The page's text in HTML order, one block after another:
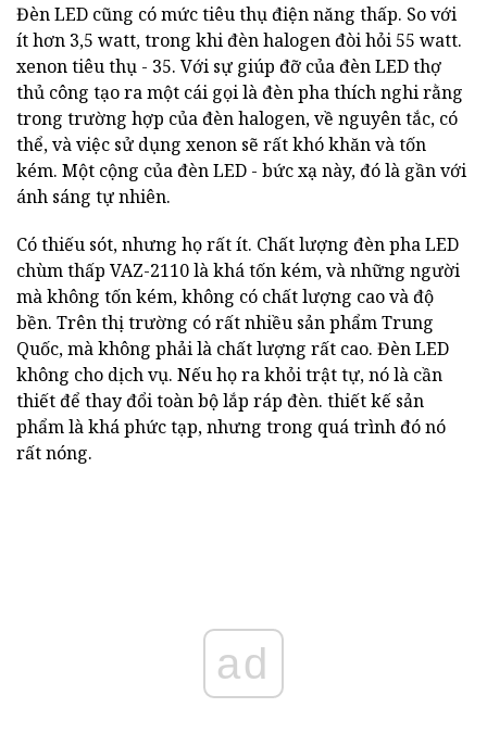
Đèn LED cũng có mức tiêu thụ điện năng thấp. So với
ít hơn 3,5 watt, trong khi đèn halogen đòi hỏi 55 watt.
xenon tiêu thụ - 35. Với sự giúp đỡ của đèn LED thợ
thủ công tạo ra một cái gọi là đèn pha thích nghi rằng
trong trường hợp của đèn halogen, về nguyên tắc, có
thể, và việc sử dụng xenon sẽ rất khó khăn và tốn
kém. Một cộng của đèn LED - bức xạ này, đó là gần với
ánh sáng tự nhiên.
Có thiếu sót, nhưng họ rất ít. Chất lượng đèn pha LED
chùm thấp VAZ-2110 là khá tốn kém, và những người
mà không tốn kém, không có chất lượng cao và độ
bền. Trên thị trường có rất nhiều sản phẩm Trung
Quốc, mà không phải là chất lượng rất cao. Đèn LED
không cho dịch vụ. Nếu họ ra khỏi trật tự, nó là cần
thiết để thay đổi toàn bộ lắp ráp đèn. thiết kế sản
phẩm là khá phức tạp, nhưng trong quá trình đó nó
rất nóng.
ad